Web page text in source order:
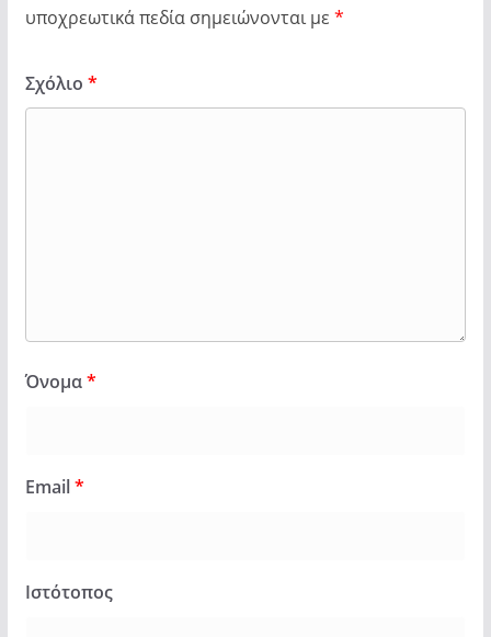
υποχρεωτικά πεδία σημειώνονται με *
Σχόλιο *
Όνομα*
Email*
Ιστότοπος